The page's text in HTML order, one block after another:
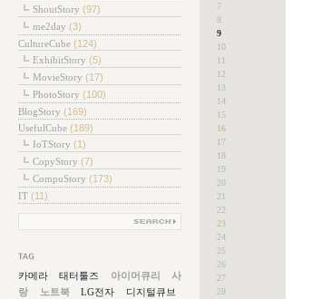
ShoutStory (97)
me2day (3)
CultureCube (124)
ExhibitStory (5)
MovieStory (17)
PhotoStory (100)
BlogStory (169)
UsefulCube (189)
IoTStory (1)
CopyStory (7)
CompuStory (173)
IT (11)
그목록
카메라 태터툴즈 아이머큐리
사
랑
노트북 LG전자
디지털큐브
7
8
9
10
11
12
13
14
15
16
17
18
19
20
21
22
23
24
25
26
27
28